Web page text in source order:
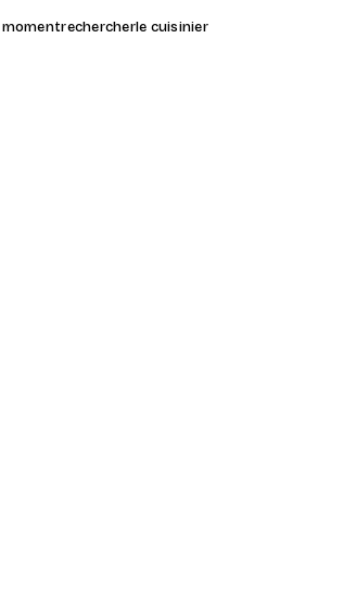
momentrechercherle cuisinier